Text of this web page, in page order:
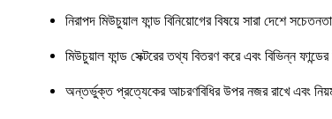
নিরাপদ মিউচুয়াল ফান্ড বিনিয়োগের বিষয়ে সারা দেশে
মিউচুয়াল ফান্ড সেক্টরের তথ্য বিতরণ করে এবং বিভিন্ন
অন্তর্ভুক্ত প্রত্যেকের আচরণবিধির উপর নজর রাখে এবং